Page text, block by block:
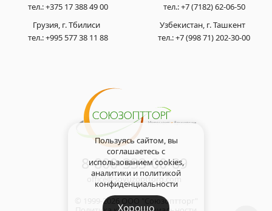
тел.:+375 17 388 49 00
Грузия, г. Тбилиси
тел.:+995 577 38 11 88
тел.:+7 (7182) 62-06-50
Узбекистан, г. Ташкент
тел.:+7 (998 71) 202-30-00
8-800-333-00-89
office@soyuzopttorg.com
© 1999-2026 ООО "Союзоптторг"
Пользуясь сайтом, вы
соглашаетесь с
использованием cookies,
аналитики и политикой
конфиденциальности
Хорошо